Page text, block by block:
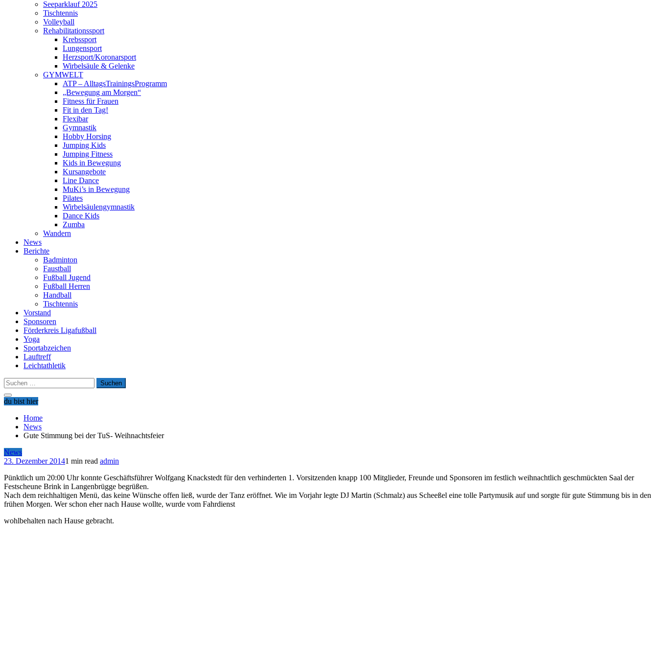
Seeparklauf 2025
Tischtennis
Volleyball
Rehabilitationssport
Krebssport
Lungensport
Herzsport/Koronarsport
Wirbelsäule & Gelenke
GYMWELT
ATP – AlltagsTrainingsProgramm
„Bewegung am Morgen“
Fitness für Frauen
Fit in den Tag!
Flexibar
Gymnastik
Hobby Horsing
Jumping Kids
Jumping Fitness
Kids in Bewegung
Kursangebote
Line Dance
MuKi’s in Bewegung
Pilates
Wirbelsäulengymnastik
Dance Kids
Zumba
Wandern
News
Berichte
Badminton
Faustball
Fußball Jugend
Fußball Herren
Handball
Tischtennis
Vorstand
Sponsoren
Förderkreis Ligafußball
Yoga
Sportabzeichen
Lauftreff
Leichtathletik
Suchen
nach:
du bist hier
Home
News
Gute Stimmung bei der TuS- Weihnachtsfeier
News
23. Dezember 20141 min read admin
Pünktlich um 20:00 Uhr konnte Geschäftsführer Wolfgang Knackstedt für den verhinderten 1. Vorsitzenden knapp 100 Mitglieder, Freunde und Sponsoren im festlich weihnachtlich geschmückten Saal der
Festscheune Brink in Langenbrügge begrüßen.
Nach dem reichhaltigen Menü, das keine Wünsche offen ließ, wurde der Tanz eröffnet. Wie im Vorjahr legte DJ Martin (Schmalz) aus Scheeßel eine tolle Partymusik auf und sorgte für gute Stimmung bis in den
frühen Morgen. Wer schon eher nach Hause wollte, wurde vom Fahrdienst
wohlbehalten nach Hause gebracht.